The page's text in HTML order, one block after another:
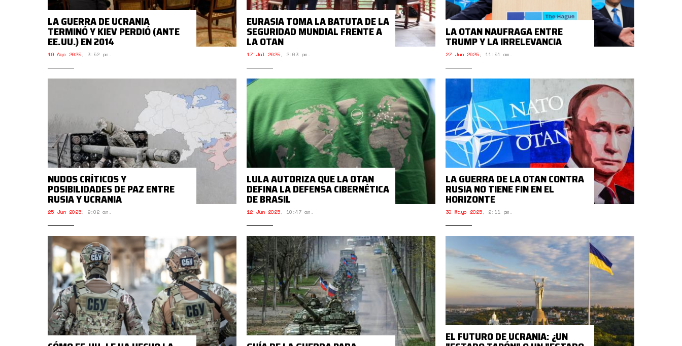
LA GUERRA DE UCRANIA
TERMINÓ Y KIEV PERDIÓ (ANTE
EE.UU.) EN 2014
19 Ago 2025, 3:52 pm.
EURASIA TOMA LA BATUTA DE LA
SEGURIDAD MUNDIAL FRENTE A
LA OTAN
17 Jul 2025, 2:03 pm.
LA OTAN NAUFRAGA ENTRE
TRUMP Y LA IRRELEVANCIA
27 Jun 2025, 11:51 am.
NUDOS CRÍTICOS Y
POSIBILIDADES DE PAZ ENTRE
RUSIA Y UCRANIA
25 Jun 2025, 9:02 am.
LULA AUTORIZA QUE LA OTAN
DEFINA LA DEFENSA CIBERNÉTICA
DE BRASIL
12 Jun 2025, 10:47 am.
LA GUERRA DE LA OTAN CONTRA
RUSIA NO TIENE FIN EN EL
HORIZONTE
30 Mayo 2025, 2:11 pm.
EL FUTURO DE UCRANIA: ¿UN